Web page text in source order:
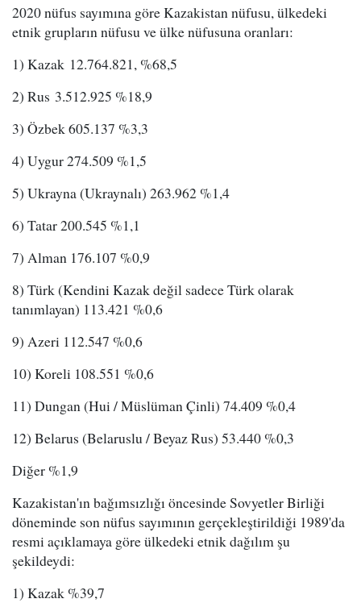
2020 nüfus sayımına göre Kazakistan nüfusu, ülkedeki
etnik grupların nüfusu ve ülke nüfusuna oranları:
1) Kazak 12.764.821, %68,5
2) Rus 3.512.925 %18,9
3) Özbek 605.137 %3,3
4) Uygur 274.509 %1,5
5) Ukrayna (Ukraynalı) 263.962 %1,4
6) Tatar 200.545 %1,1
7) Alman 176.107 %0,9
8) Türk (Kendini Kazak değil sadece Türk olarak
tanımlayan) 113.421 %0,6
9) Azeri 112.547 %0,6
10) Koreli 108.551 %0,6
11) Dungan (Hui / Müslüman Çinli) 74.409 %0,4
12) Belarus (Belaruslu / Beyaz Rus) 53.440 %0,3
Diğer %1,9
Kazakistan'ın bağımsızlığı öncesinde Sovyetler Birliği
döneminde son nüfus sayımının gerçekleştirildiği 1989'da
resmi açıklamaya göre ülkedeki etnik dağılım şu
şekildeydi:
1) Kazak %39,7